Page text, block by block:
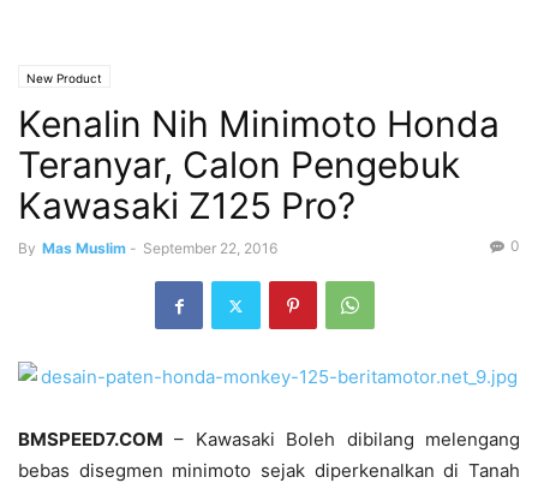
New Product
Kenalin Nih Minimoto Honda
Teranyar, Calon Pengebuk
Kawasaki Z125 Pro?
By Mas Muslim - September 22, 2016 0
BMSPEED7.COM – Kawasaki Boleh dibilang melengang
bebas disegmen minimoto sejak diperkenalkan di Tanah